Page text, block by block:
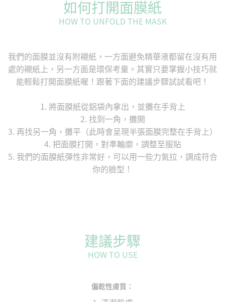
如何打開面膜紙
HOW TO UNFOLD THE MASK
我們的面膜並沒有附襯紙，一方面避免精華液都留在沒有用
處的襯紙上，另一方面是環保考量。其實只要掌握小技巧就
能輕鬆打開面膜紙喔！跟著下面的建議步驟試試看吧！
1. 將面膜紙從鋁袋內拿出，並攤在手背上
2. 找到一角，攤開
3. 再找另一角，攤平（此時會呈現半張面膜完整在手背上）
4. 把面膜打開，對準輪廓，調整至服貼
5. 我們的面膜紙彈性非常好，可以用一些力氣拉，調成符合
你的臉型！
建議步驟
HOW TO USE
偏乾性膚質：